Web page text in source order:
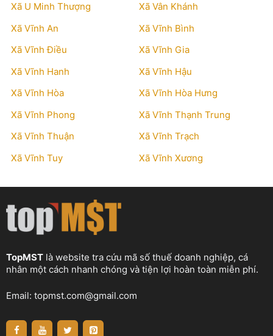
Xã U Minh Thượng
Xã Vân Khánh
Xã Vĩnh An
Xã Vĩnh Bình
Xã Vĩnh Điều
Xã Vĩnh Gia
Xã Vĩnh Hanh
Xã Vĩnh Hậu
Xã Vĩnh Hòa
Xã Vĩnh Hòa Hưng
Xã Vĩnh Phong
Xã Vĩnh Thạnh Trung
Xã Vĩnh Thuận
Xã Vĩnh Trạch
Xã Vĩnh Tuy
Xã Vĩnh Xương
TopMST là website tra cứu mã số thuế doanh nghiệp, cá
nhân một cách nhanh chóng và tiện lợi hoàn toàn miễn phí.
Email: topmst.com@gmail.com